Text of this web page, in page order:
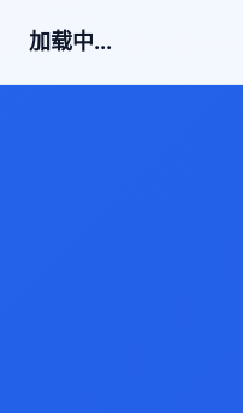
加载中...